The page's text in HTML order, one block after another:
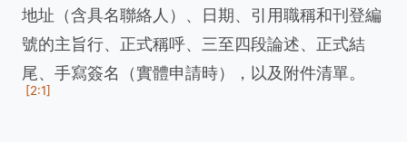
地址（含具名聯絡人）、日期、引用職稱和刊登編
號的主旨行、正式稱呼、三至四段論述、正式結
尾、手寫簽名（實體申請時），以及附件清單。
[2:1]